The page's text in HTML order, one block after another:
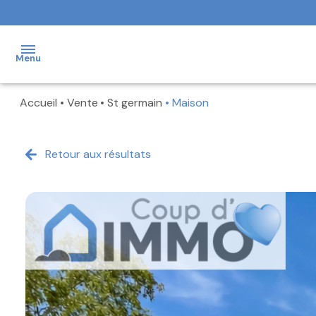
Menu
NOS
NOS
BIENS
VENDUS
NOTRE
AGENCE
FAIRE
ESTIMER
Accueil Vente St germain Maison
Retour aux résultats